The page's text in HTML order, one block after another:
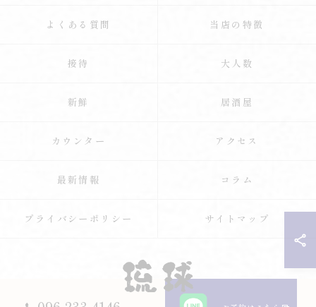
よくある質問 当店の特徴
接待 大人数
新鮮 居酒屋
カウンター アクセス
最新情報 コラム
プライバシーポリシー サイトマップ